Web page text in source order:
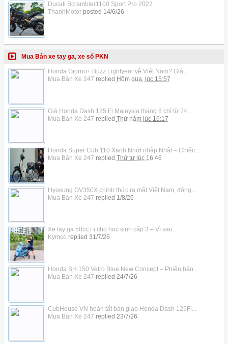
Ducati Scrambler1100 Sport Pro 2022
ThanhMotorposted 14/6/26
Mua Bán xe tay ga, xe số PKN
Honda Giorno+ Buzz Lightyear về Việt Nam? Giá...
Mua Bán Xe 247 replied Hôm qua, lúc 15:57
Giá Honda Dash 125 Fi Malaysia tháng 8 chỉ từ 74...
Mua Bán Xe 247 replied Thứ năm lúc 16:17
Honda Super Cub 110 Xanh Nhớt nhập Nhật – Chiếc...
Mua Bán Xe 247 replied Thứ tư lúc 16:46
Hyosung GV350X chính thức ra mắt Việt Nam, động...
Mua Bán Xe 247 replied 1/8/26
Xe tay ga 50cc Fi cho học sinh cấp 3 – Vì sao...
Kymco replied 31/7/26
Honda SH 150 Vetro Blue New Concept – Phiên bản...
Mua Bán Xe 247 replied 24/7/26
CubHouse VN hoàn tất bàn giao Honda Dash 125Fi...
Mua Bán Xe 247 replied 23/7/26